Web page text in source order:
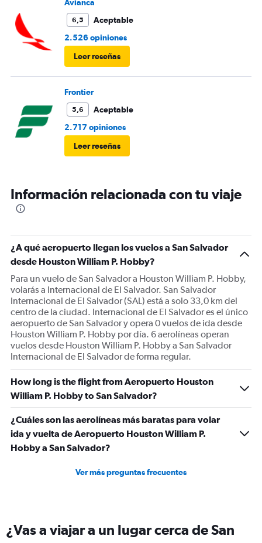
Avianca
6,5
Aceptable
2.526 opiniones
Leer reseñas
Frontier
5,6
Aceptable
2.717 opiniones
Leer reseñas
Información relacionada con tu viaje
¿A qué aeropuerto llegan los vuelos a San Salvador
desde Houston William P. Hobby?
Para un vuelo de San Salvador a Houston William P. Hobby,
volarás a Internacional de El Salvador. San Salvador
Internacional de El Salvador (SAL) está a solo 33,0 km del
centro de la ciudad. Internacional de El Salvador es el único
aeropuerto de San Salvador y opera 0 vuelos de ida desde
Houston William P. Hobby por día. 6 aerolíneas operan
vuelos desde Houston William P. Hobby a San Salvador
Internacional de El Salvador de forma regular.
How long is the flight from Aeropuerto Houston
William P. Hobby to San Salvador?
¿Cuáles son las aerolíneas más baratas para volar
ida y vuelta de Aeropuerto Houston William P.
Hobby a San Salvador?
Ver más preguntas frecuentes
¿Vas a viajar a un lugar cerca de San